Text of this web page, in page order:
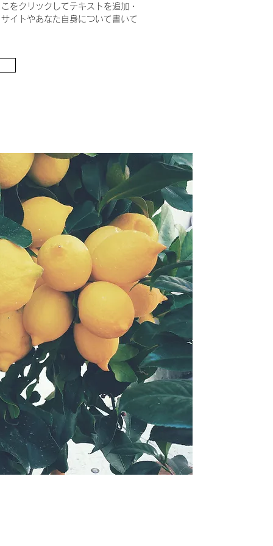
をクリックしてテキストを追加・
イトやあなた自身について書いて